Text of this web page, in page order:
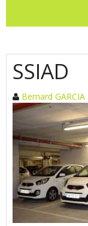
SSIAD
Bernard GARCIA